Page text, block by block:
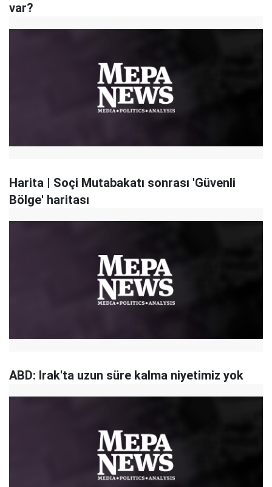
var?
Harita | Soçi Mutabakatı sonrası 'Güvenli
Bölge' haritası
ABD: Irak'ta uzun süre kalma niyetimiz yok